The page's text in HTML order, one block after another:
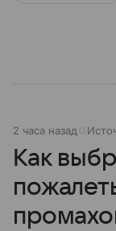
2 часа назад
Как